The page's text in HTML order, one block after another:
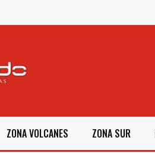
ZONA VOLCANES ZONA SUR